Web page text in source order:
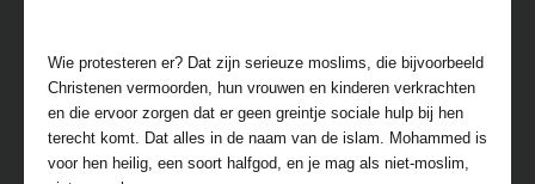
Wie protesteren er? Dat zijn serieuze moslims, die bijvoorbeeld
Christenen vermoorden, hun vrouwen en kinderen verkrachten
en die ervoor zorgen dat er geen greintje sociale hulp bij hen
terecht komt. Dat alles in de naam van de islam. Mohammed is
voor hen heilig, een soort halfgod, en je mag als niet-moslim,